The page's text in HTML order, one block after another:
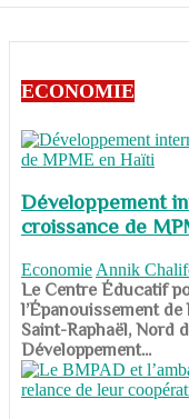
ECONOMIE
Développement
croissance de
Economie Annik
​​​​​​​Le Centre Éducatif
l’Épanouissement
Saint-Raphaël, Nord
Développement...